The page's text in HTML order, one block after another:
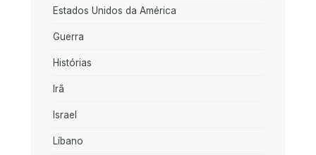
Estados Unidos da América
Guerra
Histórias
Irã
Israel
Líbano